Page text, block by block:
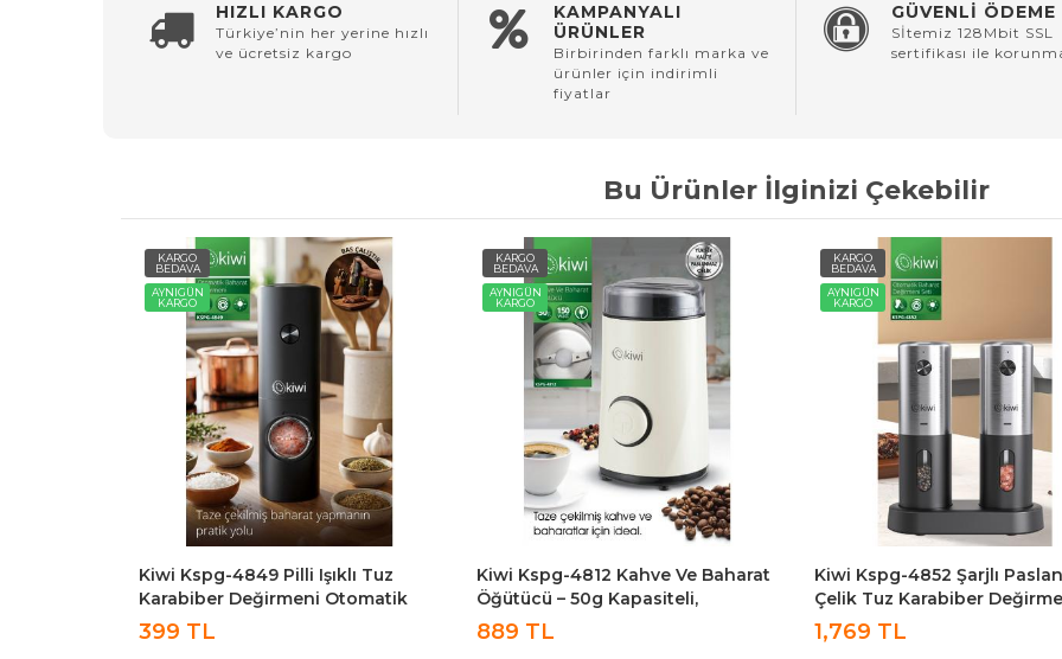
HIZLI KARGO
Türkiye’nin her yerine hızlı
ve ücretsiz kargo
KAMPANYALI
ÜRÜNLER
Birbirinden farklı marka ve
ürünler için indirimli
fiyatlar
GÜVENLİ ÖDEME
Sİtemiz 128Mbit SSL
sertifikası ile
Bu Ürünler İlginizi Çekebilir
KARGO
BEDAVA
AYNIGÜN
KARGO
Kiwi Kspg-4812 Kahve Ve Baharat
Öğütücü – 50g Kapasiteli,
Paslanmaz Çelik Beyaz
889 TL
KARGO
BEDAVA
AYNIGÜN
KARGO
Kiwi Kspg-4852 Şarjlı Paslanmaz
Çelik Tuz Karabiber Değirmeni
Otomatik Baharat Öğütücü 2li
Paket
1,769 TL
KARGO
BEDAVA
AYNIGÜN
KARGO
KWP 8513 Otomatik Elektrikli
Damacana Su Pompası
KWP-8513
299 TL